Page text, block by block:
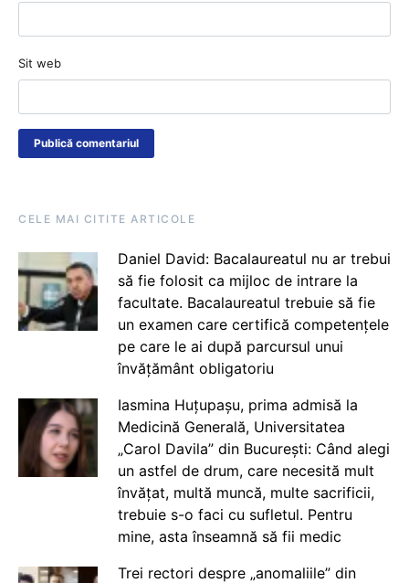
Sit web
CELE MAI CITITE ARTICOLE
Daniel David: Bacalaureatul nu ar trebui
să fie folosit ca mijloc de intrare la
facultate. Bacalaureatul trebuie să fie
un examen care certifică competențele
pe care le ai după parcursul unui
învățământ obligatoriu
Iasmina Huțupașu, prima admisă la
Medicină Generală, Universitatea
„Carol Davila” din București: Când alegi
un astfel de drum, care necesită mult
învățat, multă muncă, multe sacrificii,
trebuie s-o faci cu sufletul. Pentru
mine, asta înseamnă să fii medic
Trei rectori despre „anomaliile” din